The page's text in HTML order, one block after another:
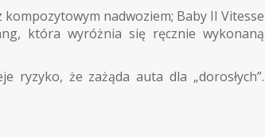
nadwoziem; Baby II Vitesse
która wyróżnia się ręcznie wykonaną
ryzyko, że zażąda auta dla „dorosłych”.